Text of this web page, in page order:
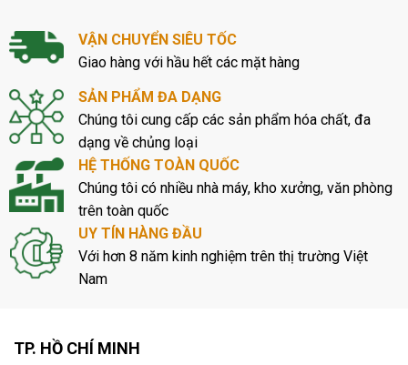
VẬN CHUYỂN SIÊU TỐC
Giao hàng với hầu hết các mặt hàng
SẢN PHẨM ĐA DẠNG
Chúng tôi cung cấp các sản phẩm hóa chất, đa
dạng về chủng loại
HỆ THỐNG TOÀN QUỐC
Chúng tôi có nhiều nhà máy, kho xưởng, văn phòng
trên toàn quốc
UY TÍN HÀNG ĐẦU
Với hơn 8 năm kinh nghiệm trên thị trường Việt
Nam
TP. HỒ CHÍ MINH